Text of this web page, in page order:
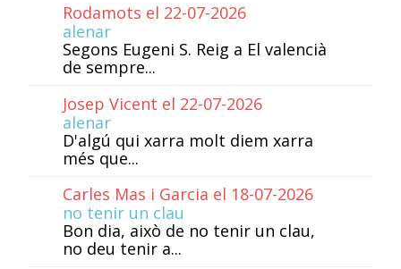
Rodamots el 22-07-2026
alenar
Segons Eugeni S. Reig a El valencià
de sempre...
Josep Vicent el 22-07-2026
alenar
D'algú qui xarra molt diem xarra
més que...
Carles Mas i Garcia el 18-07-2026
no tenir un clau
Bon dia, això de no tenir un clau,
no deu tenir a...